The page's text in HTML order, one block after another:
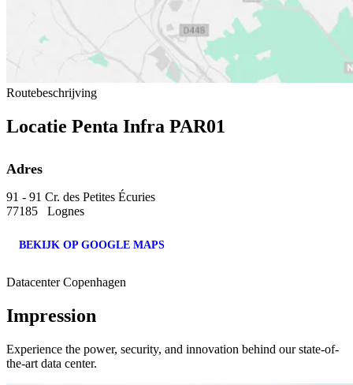
Routebeschrijving
Locatie Penta Infra PAR01
Adres
91 - 91 Cr. des Petites Écuries
77185 Lognes
BEKIJK OP GOOGLE MAPS
Datacenter Copenhagen
Impression
Experience the power, security, and innovation behind our state-of-
the-art data center.